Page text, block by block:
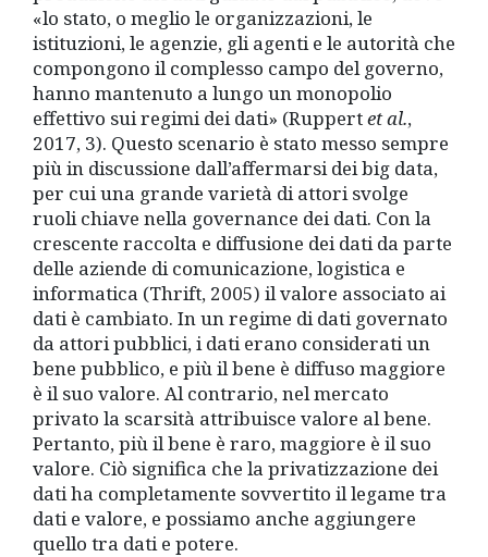
«lo stato, o meglio le organizzazioni, le
istituzioni, le agenzie, gli agenti e le autorità che
compongono il complesso campo del governo,
hanno mantenuto a lungo un monopolio
effettivo sui regimi dei dati» (Ruppertet al.,
2017, 3). Questo scenario è stato messo sempre
più in discussione dall’affermarsi dei big data,
per cui una grande varietà di attori svolge
ruoli chiave nella governance dei dati. Con la
crescente raccolta e diffusione dei dati da parte
delle aziende di comunicazione, logistica e
informatica (Thrift, 2005) il valore associato ai
dati è cambiato. In un regime di dati governato
da attori pubblici, i dati erano considerati un
bene pubblico, e più il bene è diffuso maggiore
è il suo valore. Al contrario, nel mercato
privato la scarsità attribuisce valore al bene.
Pertanto, più il bene è raro, maggiore è il suo
valore. Ciò significa che la privatizzazione dei
dati ha completamente sovvertito il legame tra
dati e valore, e possiamo anche aggiungere
quello tra dati e potere.